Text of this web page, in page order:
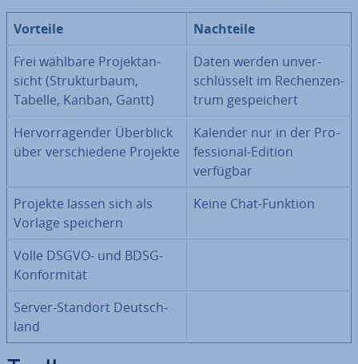
Vorteile
Nachteile
Frei wählbare Pro­jekt­an­
sicht (Struk­tur­baum,
Tabelle, Kanban, Gantt)
Daten werden un­ver­
schlüs­selt im Re­chen­zen­
trum ge­spei­chert
Her­vor­ra­gen­der Überblick
über ver­schie­de­ne Projekte
Kalender nur in der Pro­
fes­sio­nal-Edition
verfügbar
Projekte lassen sich als
Vorlage speichern
Keine Chat-Funktion
Volle DSGVO- und BDSG-
Kon­for­mi­tät
Server-Standort Deutsch­
land